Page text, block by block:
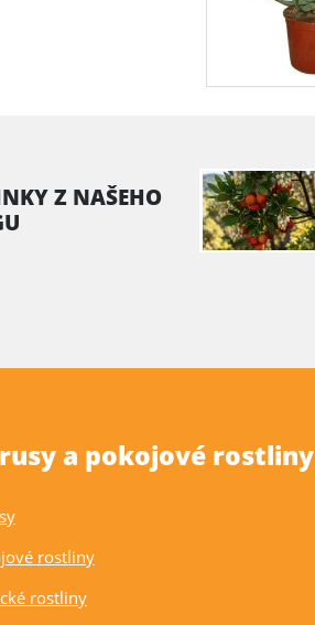
Z NAŠEHO
a pokojové rostliny
rostliny
rostliny